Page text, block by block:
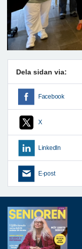
Dela sidan via:
Facebook
X
LinkedIn
E-post